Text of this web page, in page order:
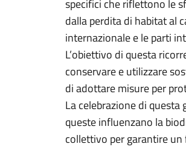
specifici che riflettono le
dalla perdita di habitat al
internazionale e le parti
L’obiettivo di questa
conservare e utilizzare
di adottare misure per
La celebrazione di
queste influenzano la
collettivo per garantire